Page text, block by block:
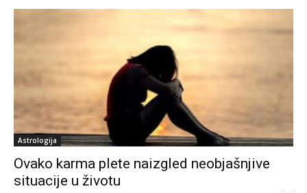
Astrologija
Ovako karma plete naizgled neobjašnjive
situacije u životu